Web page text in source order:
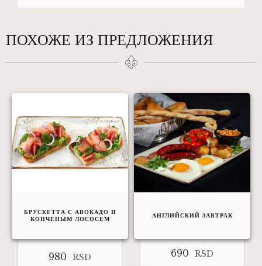
ПОХОЖЕ ИЗ ПРЕДЛОЖЕНИЯ
БРУСКЕТТА С АВОКАДО И
КОПЧЕНЫМ ЛОСОСЕМ
980 RSD
АНГЛИЙСКИЙ ЗАВТРАК
690 RSD